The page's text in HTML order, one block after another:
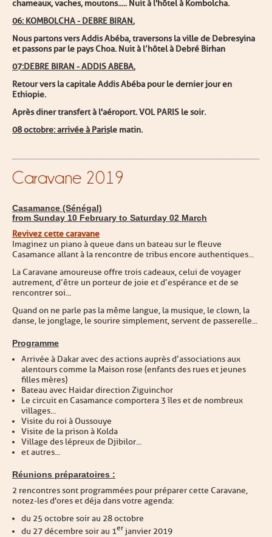
chameaux, vaches, moutons..... Nuit à l'hôtel à Kombolcha.
06: KOMBOLCHA - DEBRE BIRAN,
Nous partons vers Addis Abéba, traversons la ville de Debresyina
et passons par le pays Choa. Nuit à l’hôtel à Debré Birhan
07:DEBRE BIRAN - ADDIS ABEBA,
Retour vers la capitale Addis Abéba pour le dernier jour en
Ethiopie.
Après diner transfert à l'aéroport. VOL PARIS le soir.
08octobre: arrivée à Parisle matin.
Caravane 2019
Casamance (Sénégal)
from Sunday 10 February to Saturday 02 March
Revivez cette caravane
Imaginez un piano à queue dans un bateau sur le fleuve
Casamance allant à la rencontre de tribus encore authentiques...
La Caravane amoureuse offre trois cadeaux, celui de voyager
autrement, d’être un porteur de joie et d’espérance et de se
rencontrer soi...
Quand on ne parle pas la même langue, la musique, le clown, la
danse, le jonglage, le sourire simplement, servent de passerelle...
Programme
Arrivée à Dakar avec des actions auprès d’associations aux
alentours comme la Maison rose (enfants des rues et jeunes
filles mères)
Bateau avec Haidar direction Ziguinchor
Le circuit en Casamance comportera 3 îles et de nombreux
villages...
Visite du roi à Oussouye
Visite de la prison à Kolda
Village des lépreux de Djibilor...
et autres...
Réunions préparatoires :
2 rencontres sont programmées pour préparer cette Caravane,
notez-les d'ores et déja dans votre agenda :
du 25 octobre soir au 28 octobre
du 27 décembre soir au 1er janvier 2019